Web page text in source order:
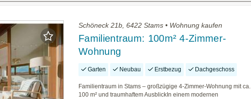
Schöneck 21b, 6422 Stams • Wohnung kaufen
Familientraum: 100m² 4-Zimmer-
Wohnung
Garten Neubau Erstbezug Dachgeschoss
Familientraum in Stams – großzügige 4-Zimmer-Wohnung mit ca.
100 m² und traumhaftem AusblickIn einem modernen